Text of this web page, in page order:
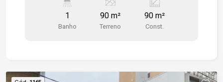
praça do canhão - a 11 minutos do Terminal Santo
1
Banho
90 m²
Terreno
90 m²
Const.